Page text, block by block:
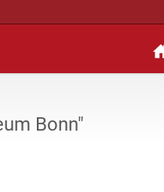
Bonn"